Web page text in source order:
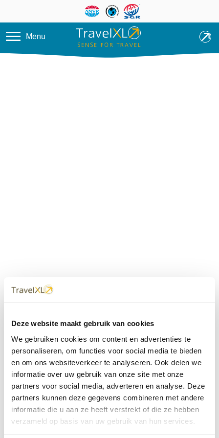
Deze website maakt gebruik van cookies
We gebruiken cookies om content en advertenties te
personaliseren, om functies voor social media te bieden
en om ons websiteverkeer te analyseren. Ook delen we
informatie over uw gebruik van onze site met onze
partners voor social media, adverteren en analyse. Deze
partners kunnen deze gegevens combineren met andere
informatie die u aan ze heeft verstrekt of die ze hebben
verzameld op basis van uw gebruik van hun services.
Overslaan en naar de inhoud
Menu
dichtbij
Met 60+ verkooppunten in Nederland en België staan wij
met onze XL Travelcenters, mobiele reisadviseurs van
TravelXL@Home en deze website altijd voor uw vakantie
klaar.
• Ontzorgen van A-Z • Onafhankelijk advies • Maatwerk •
Bespaar tijd en stress
TravelXLreisbureau's